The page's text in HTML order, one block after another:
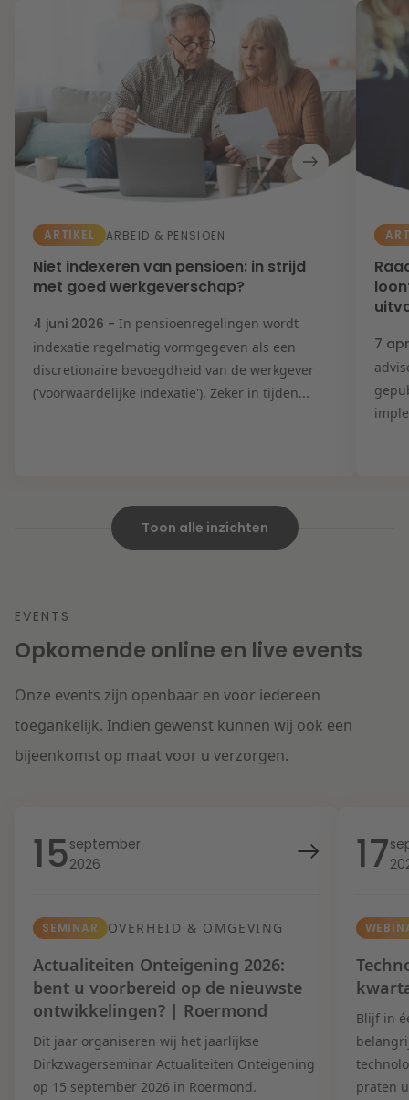
ARTIKEL ARBEID & PENSIOEN
Niet indexeren van pensioen: in strijd
met goed werkgeverschap?
4 juni 2026 - In pensioenregelingen wordt
indexatie regelmatig vormgegeven als een
discretionaire bevoegdheid van de werkgever
('voorwaardelijke indexatie'). Zeker in tijden...
7
Toon alle inzichten
EVENTS
Opkomende online en live events
Onze events zijn openbaar en voor iedereen
toegankelijk. Indien gewenst kunnen wij ook een
bijeenkomst op maat voor u verzorgen.
15september
2026
SEMINAR OVERHEID & OMGEVING
Actualiteiten Onteigening 2026:
bent u voorbereid op de nieuwste
ontwikkelingen? | Roermond
Dit jaar organiseren wij het jaarlijkse
Dirkzwagerseminar Actualiteiten Onteigening
op 15 september 2026 in Roermond.
17
Blijf in
praten